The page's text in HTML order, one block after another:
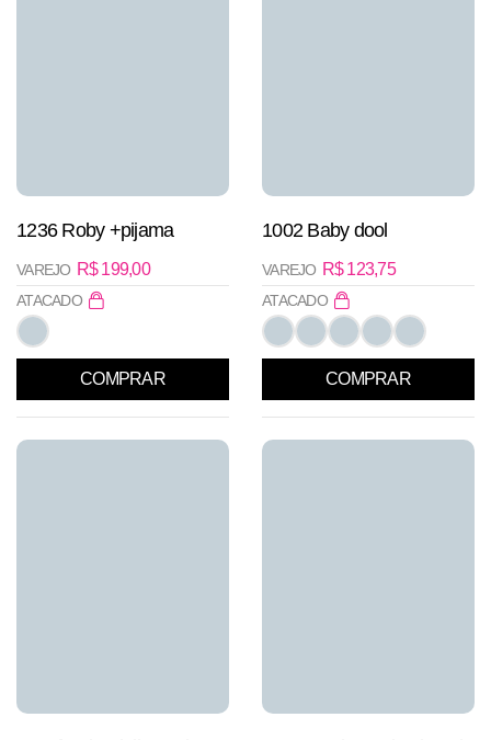
1236 Roby +pijama
R$199,00
VAREJO
ATACADO
COMPRAR
1002 Baby dool
R$123,75
VAREJO
ATACADO
COMPRAR